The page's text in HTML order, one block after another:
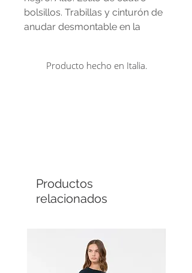
bolsillos. Trabillas y cinturón de
anudar desmontable en la
piernas. Pinzas en la cintura
Producto hecho en Italia.
Productos
relacionados